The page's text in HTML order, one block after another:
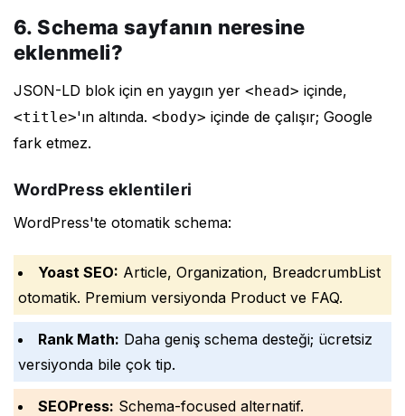
6. Schema sayfanın neresine
eklenmeli?
JSON-LD blok için en yaygın yer <head> içinde,
<title>'ın altında. <body> içinde de çalışır; Google
fark etmez.
WordPress eklentileri
WordPress'te otomatik schema:
Yoast SEO: Article, Organization, BreadcrumbList
otomatik. Premium versiyonda Product ve FAQ.
Rank Math: Daha geniş schema desteği; ücretsiz
versiyonda bile çok tip.
SEOPress: Schema-focused alternatif.